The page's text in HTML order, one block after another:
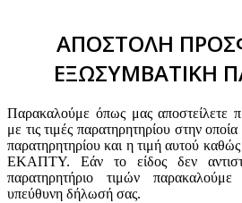
ΑΠΟΣΤΟΛΗ
ΕΞΩΣΥΜΒΑΤΙΚΗ
Παρακαλούμε όπως μας αποστείλετε
με τις τιμές παρατηρητηρίου στην
παρατηρητηρίου και η τιμή αυτού
ΕΚΑΠΤΥ. Εάν το είδος δεν
παρατηρητήριο τιμών
υπεύθυνη δήλωσή σας.